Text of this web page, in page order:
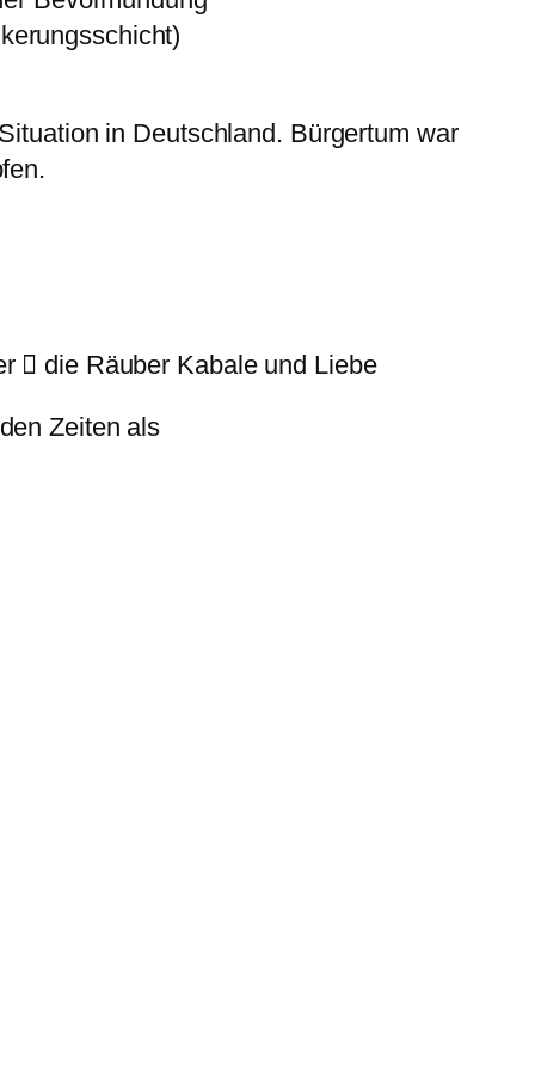
in Deutschland. Bürgertum war
 die Räuber Kabale und Liebe
Zeiten als